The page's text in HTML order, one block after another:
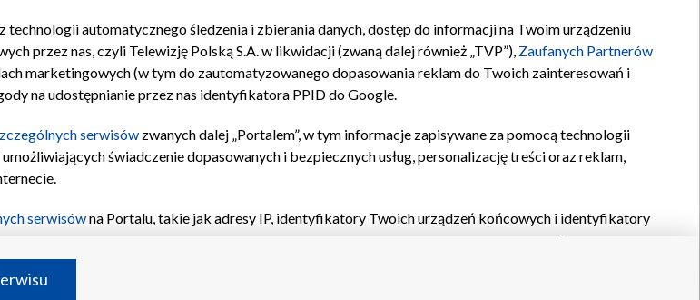
Moje zgody Pomoc Biuro reklamy Kontakt
automatycznego śledzenia i zbierania danych, dostęp do informacji na Twoim urządzeniu
przez nas, czyli Telewizję Polską S.A. w likwidacji (zwaną dalej również „TVP”), Zaufanych Partnerów
marketingowych (w tym do zautomatyzowanego dopasowania reklam do Twoich zainteresowań i
na udostępnianie przez nas identyfikatora PPID do Google.
serwisów zwanych dalej „Portalem”, w tym informacje zapisywane za pomocą technologii
świadczenie dopasowanych i bezpiecznych usług, personalizację treści oraz reklam,
serwisówna Portalu, takie jak adresy IP, identyfikatory Twoich urządzeń końcowych i identyfikatory
oraz pozostałych
na urządzeniu lub dostęp do nich, wyboru podstawowych reklam, wyboru spersonalizowanych
treści, wyboru spersonalizowanych treści, pomiaru wydajności reklam, pomiaru wydajności